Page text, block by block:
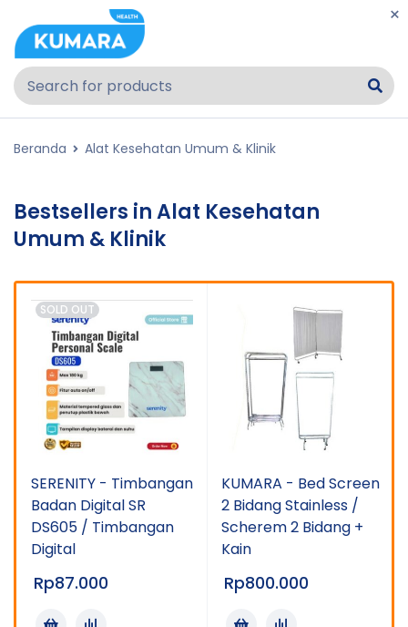
Beranda Alat Kesehatan Umum & Klinik
Bestsellers in Alat Kesehatan
Umum & Klinik
SOLD OUT
SERENITY - Timbangan
Badan Digital SR
DS605 / Timbangan
Digital
Rp87.000
KUMARA - Bed Screen
2 Bidang Stainless /
Scherem 2 Bidang +
Kain
Rp800.000